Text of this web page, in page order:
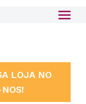
LOJA NO